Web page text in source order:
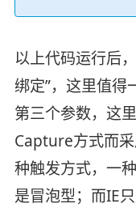
以上代码运行后
绑定”，这里值
第三个参数，这
Capture方式而
种触发方式，一
是冒泡型；而IE